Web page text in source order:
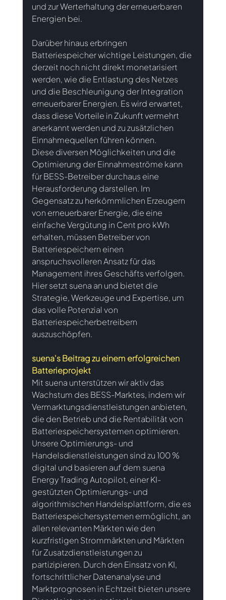
und zur Werterhaltung der erneuerbaren
Energien bei.
Darüber hinaus erbringen
Batteriespeicher wichtige Leistungen, die
derzeit noch nicht direkt monetarisiert
werden, wie die Entlastung des Netzes
und die Beschleunigung der Integration
erneuerbarer Energien. Es wird erwartet,
dass diese Vorteile in Zukunft vermehrt
anerkannt werden und zu zusätzlichen
Einnahmequellen führen können.
Diese diversen Möglichkeiten und die
Optimierung der Einnahmeströme kann
für BESS-Betreiber durchaus eine
Herausforderung darstellen. Im
Gegensatz zu herkömmlichen Erzeugern
von erneuerbarer Energie, die eine
einfache Vergütung in Cent pro kWh
erhalten, müssen Betreiber von
Batteriespeichern einen
anspruchsvolleren Ansatz für das
Management ihres Geschäfts verfolgen.
Hier setzt suena an und bietet die
Strategie, Werkzeuge und Expertise, um
das volle Potenzial von
Batteriespeicherbetreibern
auszuschöpfen.
suena's Beitrag zu einem erfolgreichen
Batterieprojekt
Mit suena unterstützen wir aktiv das
Wachstum des BESS-Marktes, indem wir
Vermarktungsdienstleistungen anbieten,
die den Betrieb und die Rentabilität von
Batteriespeichersystemen optimieren.
Unsere Optimierungs- und
Handelsdienstleistungen sind zu 100 %
digital und basieren auf dem suena
Energy Trading Autopilot, einer KI-
gestützten Optimierungs- und
algorithmischen Handelsplattform, die es
Batteriespeichersystemen ermöglicht, an
allen relevanten Märkten wie den
kurzfristigen Strommärkten und Märkten
für Zusatzdienstleistungen zu
partizipieren. Durch den Einsatz von KI,
fortschrittlicher Datenanalyse und
Marktprognosen in Echtzeit bieten unsere